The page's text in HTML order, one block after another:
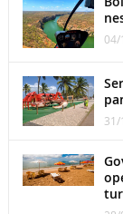
04/
31/